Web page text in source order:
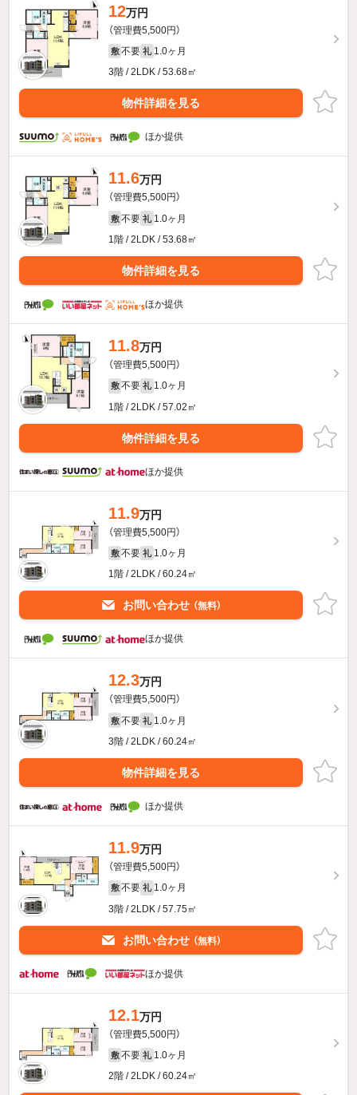
12万円
（管理費5,500円）
敷 不要 礼 1.0ヶ月
3階 / 2LDK / 53.68㎡
物件詳細を見る
ほか提供
11.6万円
（管理費5,500円）
敷 不要 礼 1.0ヶ月
1階 / 2LDK / 53.68㎡
物件詳細を見る
ほか提供
11.8万円
（管理費5,500円）
敷 不要 礼 1.0ヶ月
1階 / 2LDK / 57.02㎡
物件詳細を見る
ほか提供
11.9万円
（管理費5,500円）
敷 不要 礼 1.0ヶ月
1階 / 2LDK / 60.24㎡
お問い合わせ （無料）
ほか提供
12.3万円
（管理費5,500円）
敷 不要 礼 1.0ヶ月
3階 / 2LDK / 60.24㎡
物件詳細を見る
ほか提供
11.9万円
（管理費5,500円）
敷 不要 礼 1.0ヶ月
3階 / 2LDK / 57.75㎡
お問い合わせ （無料）
ほか提供
12.1万円
（管理費5,500円）
敷 不要 礼 1.0ヶ月
2階 / 2LDK / 60.24㎡